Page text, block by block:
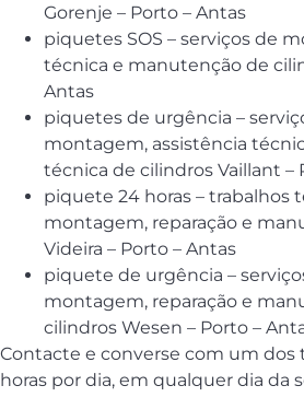
Gorenje – Porto – Antas
piquetes SOS – serviços de
técnica e manutenção de
Antas
piquetes de urgência –
montagem, assistência
técnica de cilindros Vaillant –
piquete 24 horas – trabalhos
montagem, reparação e
Videira – Porto – Antas
piquete de urgência –
montagem, reparação e
cilindros Wesen – Porto –
Contacte e converse com um dos
horas por dia, em qualquer dia da